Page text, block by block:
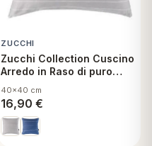
ZUCCHI
Zucchi Collection Cuscino
Arredo in Raso di puro
Imbottitura 40x40 cm
Namib G6
40x40 cm
16,90 €